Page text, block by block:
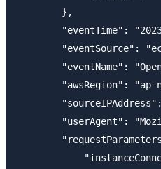
        },
"eventTime":
"eventSource":
"eventName":
"awsRegion": "ap-
"userAgent":